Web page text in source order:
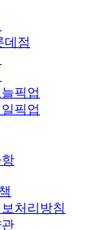
데점
픽업
픽업
처리방침